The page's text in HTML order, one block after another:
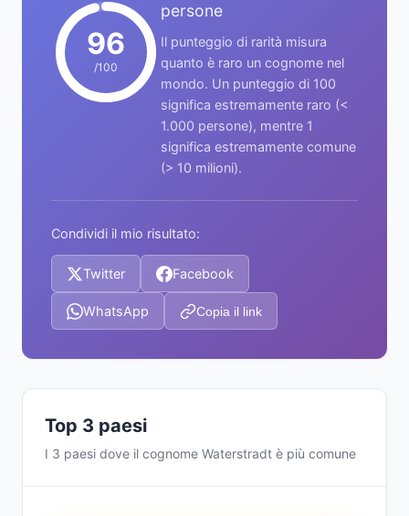
96
/100
persone
Il punteggio di rarità misura
quanto è raro un cognome nel
mondo. Un punteggio di 100
significa estremamente raro (<
1.000 persone), mentre 1
significa estremamente comune
(> 10 milioni).
Condividi il mio risultato:
Twitter Facebook
WhatsApp Copia il link
Top 3 paesi
I 3 paesi dove il cognome Waterstradt è più comune